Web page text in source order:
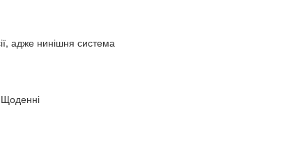
адже нинішня система